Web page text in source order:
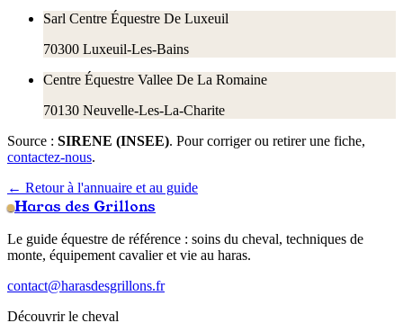
Sarl Centre Équestre De Luxeuil
70300 Luxeuil-Les-Bains
Centre Équestre Vallee De La Romaine
70130 Neuvelle-Les-La-Charite
Source : SIRENE (INSEE). Pour corriger ou retirer une fiche,
contactez-nous.
← Retour à l'annuaire et au guide
Haras des Grillons
Le guide équestre de référence : soins du cheval, techniques de
monte, équipement cavalier et vie au haras.
contact@harasdesgrillons.fr
Découvrir le cheval